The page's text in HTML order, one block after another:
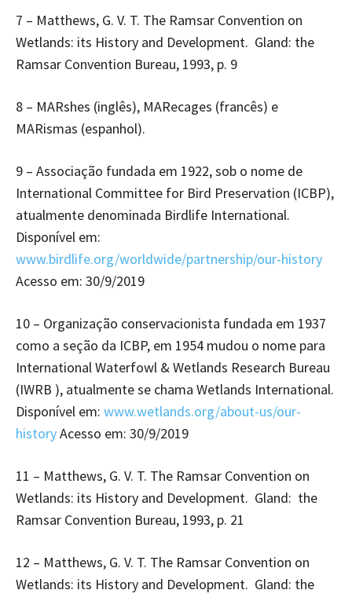
7 – Matthews, G. V. T. The Ramsar Convention on
Wetlands: its History and Development. Gland: the
Ramsar Convention Bureau, 1993, p. 9
8 – MARshes (inglês), MARecages (francês) e
MARismas (espanhol).
9 – Associação fundada em 1922, sob o nome de
International Committee for Bird Preservation (ICBP),
atualmente denominada Birdlife International.
Disponível em:
www.birdlife.org/worldwide/partnership/our-history
Acesso em: 30/9/2019
10 – Organização conservacionista fundada em 1937
como a seção da ICBP, em 1954 mudou o nome para
International Waterfowl & Wetlands Research Bureau
(IWRB ), atualmente se chama Wetlands International.
Disponível em: www.wetlands.org/about-us/our-
historyAcesso em: 30/9/2019
11 – Matthews, G. V. T. The Ramsar Convention on
Wetlands: its History and Development. Gland: the
Ramsar Convention Bureau, 1993, p. 21
12 – Matthews, G. V. T. The Ramsar Convention on
Wetlands: its History and Development. Gland: the